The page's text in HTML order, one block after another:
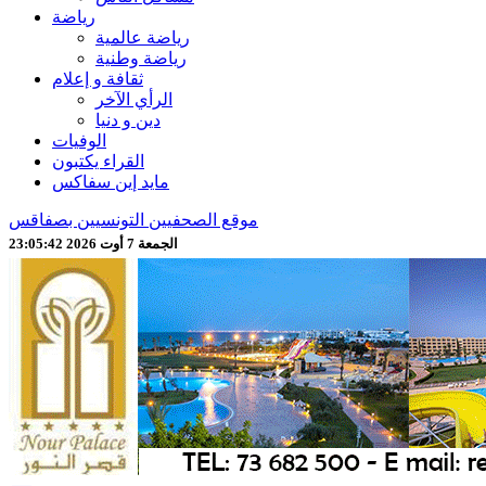
رياضة
رياضة عالمية
رياضة وطنية
ثقافة و إعلام
الرأي الآخر
دين و دنيا
الوفيات
القراء يكتبون
مايد إين سفاكس
موقع الصحفيين التونسيين بصفاقس
الجمعة 7 أوت 2026 23:05:44